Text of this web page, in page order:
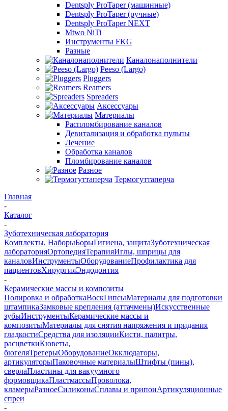
Dentsply ProTaper (машинные)
Dentsply ProTaper (ручные)
Dentsply ProTaper NEXT
Mtwo NiTi
Инструменты FKG
Разные
Каналонаполнители
Peeso (Largo)
Pluggers
Reamers
Spreaders
Аксессуары
Материалы
Распломбирование каналов
Девитализация и обработка пульпы
Лечение
Обработка каналов
Пломбирование каналов
Разное
Термогуттаперча
Главная
-
Каталог
-
Зуботехническая лаборатория
Комплекты, НаборыБорыГигиена, защитаЗуботехническая
лабораторияОртопедияТерапияИглы, шприцы для
каналовИнструментыОборудованиеПрофилактика для
пациентовХирургияЭндодонтия
-
Керамические массы и композиты
Полировка и обработкаВоскГипсыМатериалы для подготовки
штампикаЗамковые крепления (аттачмены)Искусственные
зубыИнструментыКерамические массы и
композитыМатериалы для снятия напряжения и придания
гладкостиСредства для изоляцииКисти, палитры,
расцветкиКюветы,
бюгеляТрегерыОборудованиеОкклюдаторы,
артикуляторыПаковочные материалыШтифты (пины),
сверлаПластины для вакуумного
формовщикаПластмассыПроволока,
кламерыРазноеСиликоныСплавы и припоиАртикуляционные
спреи
-